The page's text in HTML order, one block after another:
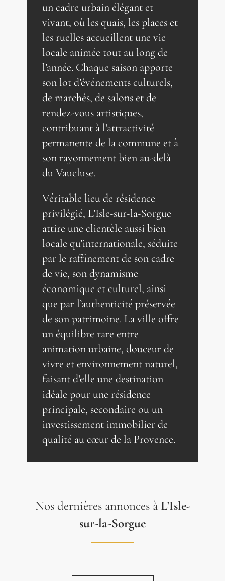
un cadre urbain élégant et
vivant, où les quais, les places et
les ruelles accueillent une vie
locale animée tout au long de
l’année. Chaque saison apporte
son lot d’événements culturels,
de marchés, de salons et de
rendez-vous artistiques,
contribuant à l’attractivité
permanente de la commune et à
son rayonnement bien au-delà
du Vaucluse.
Véritable lieu de résidence
privilégié, L’Isle-sur-la-Sorgue
attire une clientèle aussi bien
locale qu’internationale, séduite
par le raffinement de son cadre
de vie, son dynamisme
économique et culturel, ainsi
que par l’authenticité préservée
de son patrimoine. La ville offre
un équilibre rare entre
animation urbaine, douceur de
vivre et environnement naturel,
faisant d’elle une destination
idéale pour une résidence
principale, secondaire ou un
investissement immobilier de
qualité au cœur de la Provence.
Nos dernières annonces à L'Isle-
sur-la-Sorgue